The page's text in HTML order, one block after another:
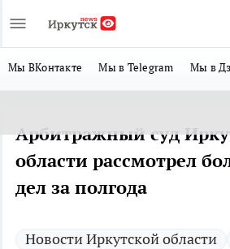
Мы ВКонтакте Мы в Telegram Мы в
Арбитражный суд
области рассмотрел
дел за полгода
Новости Иркутской области